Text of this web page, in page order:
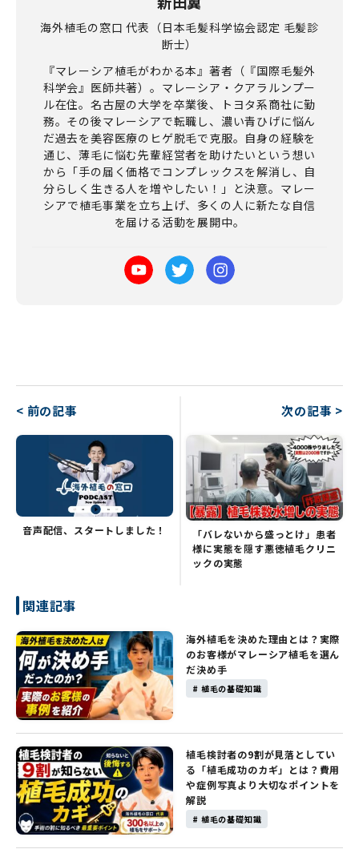
海外植毛の窓口 代表（日本毛髪科学協会認定 毛髪診
断士）
『マレーシア植毛がわかる本』著者（『国際毛髪外
科学会』医師共著）。マレーシア・クアラルンプー
ル在住。名古屋の大学を卒業後、トヨタ系商社に勤
務。その後マレーシアで転職し、濃い青ひげに悩ん
だ過去を美容医療のヒゲ脱毛で克服。自身の経験を
通じ、薄毛に悩む先輩経営者を助けたいという想い
から「手の届く価格でコンプレックスを解消し、自
分らしく生きる人を増やしたい！」と決意。マレー
シアで植毛事業を立ち上げ、多くの人に新たな自信
を届ける活動を展開中。
< 前の記事
音声配信、スタートしました！
次の記事 >
「バレないから盛っとけ」患者
様に実態を隠す悪徳植毛クリニ
ックの実態
関連記事
# 植毛の基礎知識
海外植毛を決めた理由とは？実際
のお客様がマレーシア植毛を選ん
だ決め手
# 植毛の基礎知識
植毛検討者の9割が見落としてい
る「植毛成功のカギ」とは？費用
や症例写真より大切なポイントを
解説